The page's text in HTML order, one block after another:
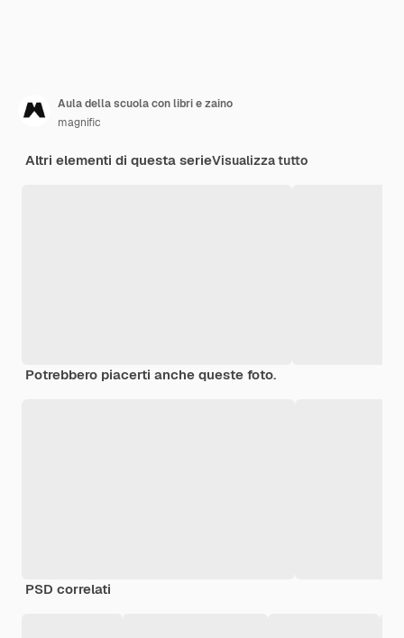
Aula della scuola con libri e zaino
magnific
Altri elementi di questa serieVisualizza tutto
Potrebbero piacerti anche queste foto.
PSD correlati